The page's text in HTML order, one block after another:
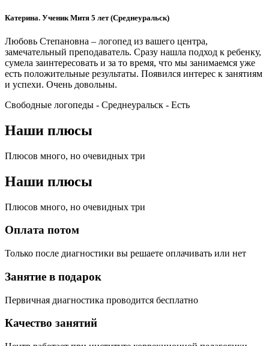
Катерина. Ученик Митя 5 лет (Среднеуральск)
Любовь Степановна – логопед из вашего центра,
замечательный преподаватель. Сразу нашла подход к ребенку,
сумела заинтересовать и за то время, что мы занимаемся уже
есть положительные результаты. Появился интерес к занятиям
и успехи. Очень довольны.
Свободные логопеды - Среднеуральск - Есть
Наши плюсы
Плюсов много, но очевидных три
Наши плюсы
Плюсов много, но очевидных три
Оплата потом
Только после диагностики вы решаете оплачивать или нет
Занятие в подарок
Первичная диагностика проводится бесплатно
Качество занятий